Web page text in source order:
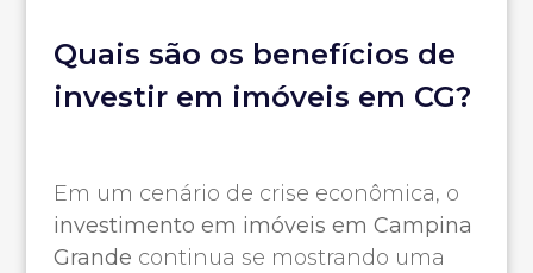
Quais são os benefícios de
investir em imóveis em CG?
Em um cenário de crise econômica, o
investimento em imóveis em Campina
Grande continua se mostrando uma